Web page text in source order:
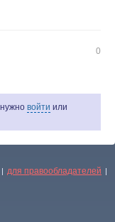
0
войти или
| для правообладателей |